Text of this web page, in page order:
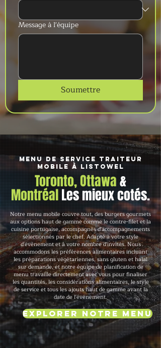
Message à l'équipe
Soumettre
Menu de service traiteur
mobile à Listowel
Toronto, Ottawa&
MontréalLes mieux cotés.
Notre menu mobile couvre tout, des burgers gourmets
aux options haut de gamme comme le contre-filet et la
cuisine portugaise, accompagnés d'accompagnements
sélectionnés par le chef. Adapté à votre style
d'événement et à votre nombre d'invités. Nous
accommodons les préférences alimentaires incluant
les préparations végétariennes, sans gluten et halal
sur demande, et notre équipe de planification de
menu travaille directement avec vous pour finaliser
les quantités, les considérations alimentaires, le style
de service et tous les ajouts haut de gamme avant la
date de l'événement.
Explorer notre menu